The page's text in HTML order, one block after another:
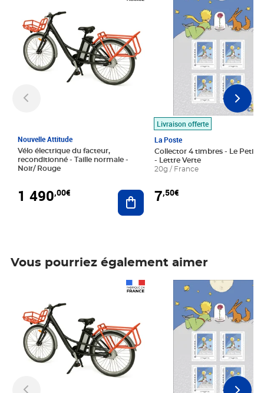
Nouvelle Attitude
Vélo électrique du facteur,
reconditionné - Taille normale -
Noir/ Rouge
1 490,00€ Ajouter au panier
Livraison offerte
La Poste
Collector 4 timbres - Le Petit
- Lettre Verte
20g / France
7,50€
Vous pourriez également aimer
Prix 7,50€